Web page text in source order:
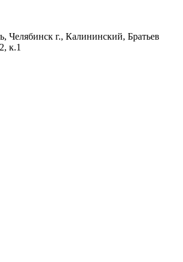
Челябинск г., Калининский, Братьев
к.1